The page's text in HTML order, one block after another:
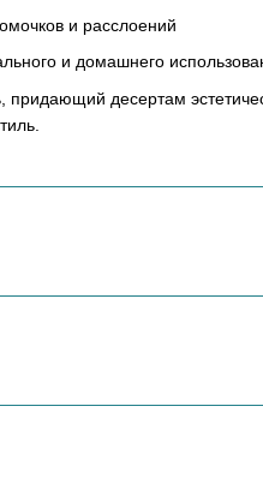
и расслоений
и домашнего
придающий десертам